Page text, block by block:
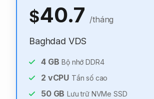
$40.7 /tháng
Baghdad VDS
4GB Bộ nhớ DDR4
2 vCPU Tần số cao
50GB Lưu trữ NVMe SSD